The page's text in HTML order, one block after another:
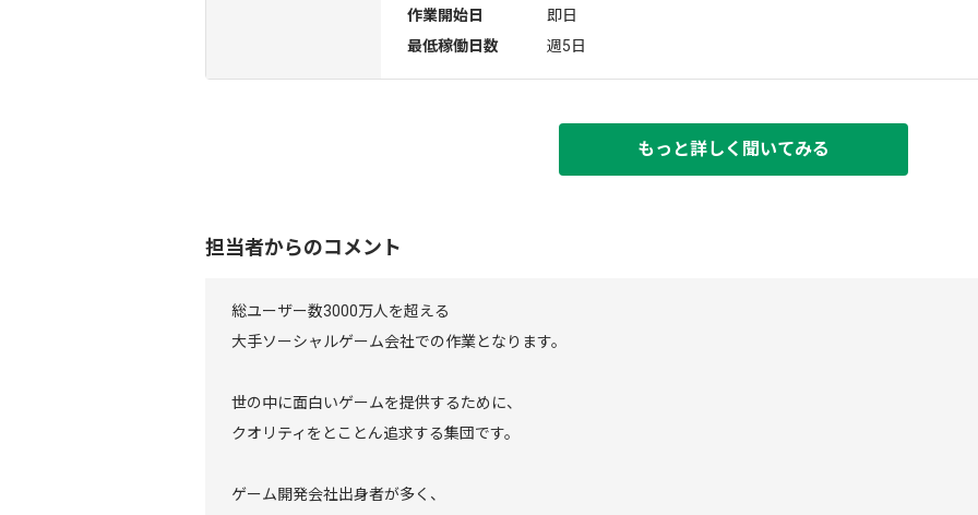
作業開始日
即日
最低稼働日数
週5日
もっと詳しく聞いてみる
担当者からのコメント
総ユーザー数3000万人を超える
大手ソーシャルゲーム会社での作業となります。
世の中に面白いゲームを提供するために、
クオリティをとことん追求する集団です。
ゲーム開発会社出身者が多く、